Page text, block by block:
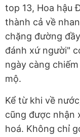
top 13, Hoa hậu
thành cả về
chặng đường
đánh xứ người"
ngày càng
mộ.
Kể từ khi về
cũng được nhận
hoá. Không chỉ